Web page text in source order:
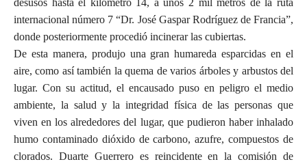
internacional número 7 “Dr. José Gaspar Rodríguez de Francia”,
donde posteriormente procedió incinerar las cubiertas.
De esta manera, produjo una gran humareda esparcidas en el
aire, como así también la quema de varios árboles y arbustos del
lugar. Con su actitud, el encausado puso en peligro el medio
ambiente, la salud y la integridad física de las personas que
viven en los alrededores del lugar, que pudieron haber inhalado
humo contaminado dióxido de carbono, azufre, compuestos de
clorados. Duarte Guerrero es reincidente en la comisión de